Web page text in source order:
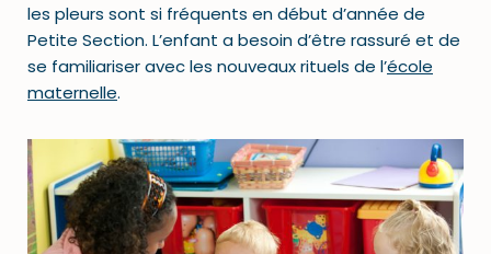
les pleurs sont si fréquents en début d’année de
Petite Section. L’enfant a besoin d’être rassuré et de
se familiariser avec les nouveaux rituels de l’école
maternelle.